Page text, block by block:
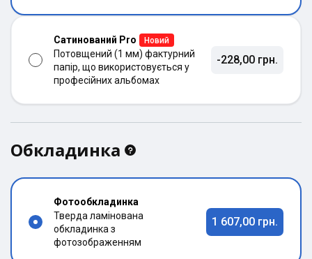
Сатинований Pro Новий
Потовщений (1 мм) фактурний
папір, що використовується у
професійних альбомах
-228,00 грн.
Обкладинка
Фотообкладинка
Тверда ламінована
обкладинка з
фотозображенням
1 607,00 грн.